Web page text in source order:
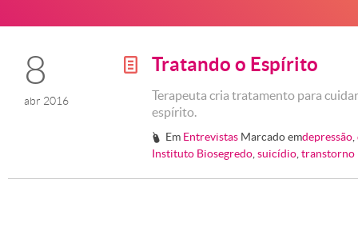
8
abr 2016
g Tratando o Espírito
Terapeuta cria tratamento para
espírito.
# Em Entrevistas Marcado emdepressão ,
Instituto Biosegredo suicídio transtorno